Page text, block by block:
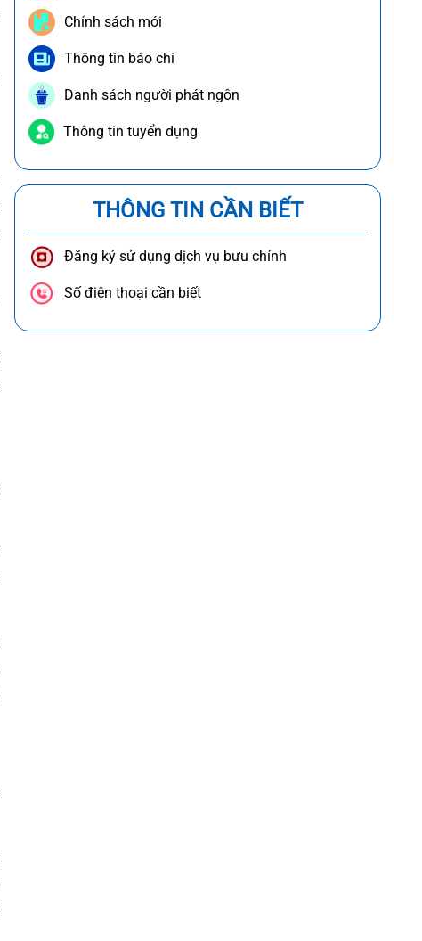
Chính sách mới
Thông tin báo chí
Danh sách người phát ngôn
Thông tin tuyển dụng
THÔNG TIN CẦN BIẾT
Đăng ký sử dụng dịch vụ bưu chính
Số điện thoại cần biết